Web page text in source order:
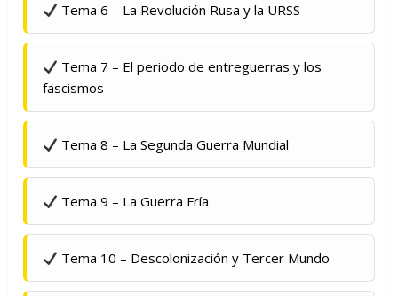
Tema 6 – La Revolución Rusa y la URSS
Tema 7 – El periodo de entreguerras y los
fascismos
Tema 8 – La Segunda Guerra Mundial
Tema 9 – La Guerra Fría
Tema 10 – Descolonización y Tercer Mundo